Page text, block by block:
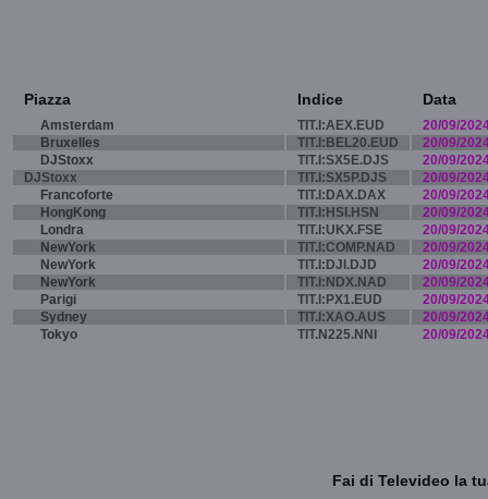
Piazza Indice Data
Amsterdam TIT.I:AEX.EUD
20/09/
Bruxelles
TIT.I:BEL20.EUD
20/09/
DJStoxx
TIT.I:SX5E.DJS
20/09/
DJStoxx
TIT.I:SX5P.DJS
20/09/
Francoforte
TIT.I:DAX.DAX
20/09/
HongKong
TIT.I:HSI.HSN
20/09/
Londra
TIT.I:UKX.FSE
20/09/
NewYork
TIT.I:COMP.NAD
20/09/
NewYork
TIT.I:DJI.DJD
20/09/
NewYork
TIT.I:NDX.NAD
20/09/
Parigi
TIT.I:PX1.EUD
20/09/
Sydney
TIT.I:XAO.AUS
20/09/
Tokyo
TIT.N225.NNI 20/09/
Fai di Televideo la